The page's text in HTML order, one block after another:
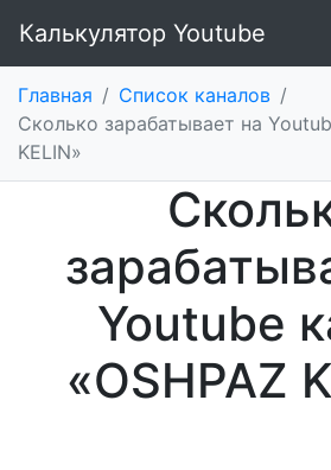
Калькулятор Youtube
Главная / Список каналов /
Сколько зарабатывает на
KELIN»
Youtube
«OSHPAZ